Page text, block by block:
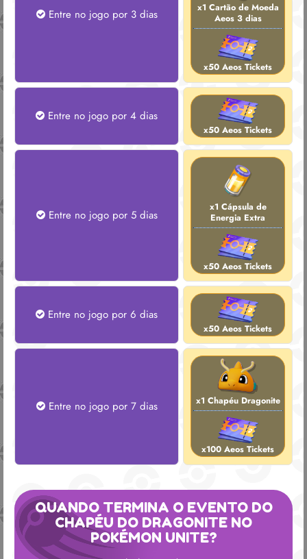
Entre no jogo por 3 dias
x1 Cartão de Moeda
Aeos 3 dias
x50 Aeos Tickets
Entre no jogo por 4 dias
x50 Aeos Tickets
Entre no jogo por 5 dias
x1 Cápsula de
Energia Extra
x50 Aeos Tickets
Entre no jogo por 6 dias
x50 Aeos Tickets
Entre no jogo por 7 dias x1 Chapéu Dragonite
x100 Aeos Tickets
QUANDO TERMINA O EVENTO DO
CHAPÉU DO DRAGONITE NO
POKÉMON UNITE?